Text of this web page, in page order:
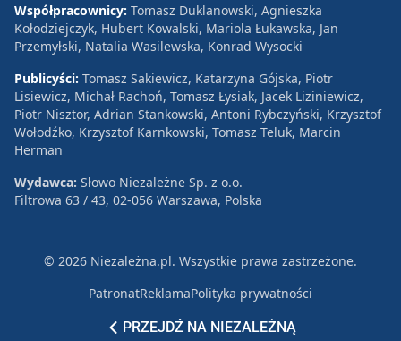
PRZEJDŹ NA NIEZALEŻNĄ
Współpracownicy: Tomasz Duklanowski, Agnieszka
Kołodziejczyk, Hubert Kowalski, Mariola Łukawska, Jan
Przemyłski, Natalia Wasilewska, Konrad Wysocki
Publicyści: Tomasz Sakiewicz, Katarzyna Gójska, Piotr
Lisiewicz, Michał Rachoń, Tomasz Łysiak, Jacek Liziniewicz,
Piotr Nisztor, Adrian Stankowski, Antoni Rybczyński, Krzysztof
Wołodźko, Krzysztof Karnkowski, Tomasz Teluk, Marcin
Herman
Wydawca: Słowo Niezależne Sp. z o.o.
Filtrowa 63 / 43, 02-056 Warszawa, Polska
© 2026 Niezależna.pl. Wszystkie prawa zastrzeżone.
PatronatReklamaPolityka prywatności